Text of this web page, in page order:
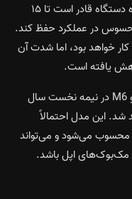
می‌دهد که به لطف همین سیستم، پردازنده دستگاه قادر است تا ۱۵
در عملکرد حفظ کند.
خواهد بود، اما شدت آن
یافته است.
طبق پیش‌بینی منابع نزدیک به اپل، آیپد پرو M6 در نیمه نخست سال
شد. این مدل احتمالاً
محسوب می‌شود و می‌تواند
مک‌بوک‌های اپل باشد.